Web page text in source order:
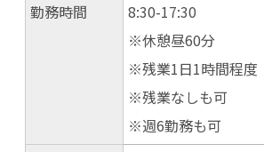
勤務時間
8:30-17:30
※休憩昼60分
※残業1日1時間程度
※残業なしも可
※週6勤務も可